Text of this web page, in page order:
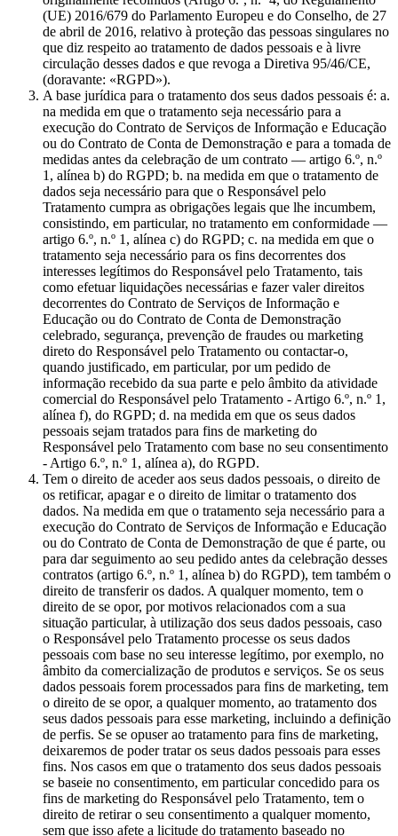
(UE) 2016/679 do Parlamento Europeu e do Conselho, de 27
de abril de 2016, relativo à proteção das pessoas singulares no
que diz respeito ao tratamento de dados pessoais e à livre
circulação desses dados e que revoga a Diretiva 95/46/CE,
(doravante: «RGPD»).
A base jurídica para o tratamento dos seus dados pessoais é: a.
na medida em que o tratamento seja necessário para a
execução do Contrato de Serviços de Informação e Educação
ou do Contrato de Conta de Demonstração e para a tomada de
medidas antes da celebração de um contrato — artigo 6.º, n.º
1, alínea b) do RGPD; b. na medida em que o tratamento de
dados seja necessário para que o Responsável pelo
Tratamento cumpra as obrigações legais que lhe incumbem,
consistindo, em particular, no tratamento em conformidade —
artigo 6.º, n.º 1, alínea c) do RGPD; c. na medida em que o
tratamento seja necessário para os fins decorrentes dos
interesses legítimos do Responsável pelo Tratamento, tais
como efetuar liquidações necessárias e fazer valer direitos
decorrentes do Contrato de Serviços de Informação e
Educação ou do Contrato de Conta de Demonstração
celebrado, segurança, prevenção de fraudes ou marketing
direto do Responsável pelo Tratamento ou contactar-o,
quando justificado, em particular, por um pedido de
informação recebido da sua parte e pelo âmbito da atividade
comercial do Responsável pelo Tratamento - Artigo 6.º, n.º 1,
alínea f), do RGPD; d. na medida em que os seus dados
pessoais sejam tratados para fins de marketing do
Responsável pelo Tratamento com base no seu consentimento
- Artigo 6.º, n.º 1, alínea a), do RGPD.
Tem o direito de aceder aos seus dados pessoais, o direito de
os retificar, apagar e o direito de limitar o tratamento dos
dados. Na medida em que o tratamento seja necessário para a
execução do Contrato de Serviços de Informação e Educação
ou do Contrato de Conta de Demonstração de que é parte, ou
para dar seguimento ao seu pedido antes da celebração desses
contratos (artigo 6.º, n.º 1, alínea b) do RGPD), tem também o
direito de transferir os dados. A qualquer momento, tem o
direito de se opor, por motivos relacionados com a sua
situação particular, à utilização dos seus dados pessoais, caso
o Responsável pelo Tratamento processe os seus dados
pessoais com base no seu interesse legítimo, por exemplo, no
âmbito da comercialização de produtos e serviços. Se os seus
dados pessoais forem processados para fins de marketing, tem
o direito de se opor, a qualquer momento, ao tratamento dos
seus dados pessoais para esse marketing, incluindo a definição
de perfis. Se se opuser ao tratamento para fins de marketing,
deixaremos de poder tratar os seus dados pessoais para esses
fins. Nos casos em que o tratamento dos seus dados pessoais
se baseie no consentimento, em particular concedido para os
fins de marketing do Responsável pelo Tratamento, tem o
direito de retirar o seu consentimento a qualquer momento,
sem que isso afete a licitude do tratamento baseado no